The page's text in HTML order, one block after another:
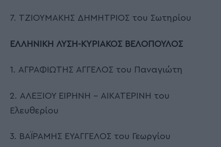
7. ΤΖΙΟΥΜΑΚΗΣ ΔΗΜΗΤΡΙΟΣ του Σωτηρίου
ΕΛΛΗΝΙΚΗ ΛΥΣΗ-ΚΥΡΙΑΚΟΣ ΒΕΛΟΠΟΥΛΟΣ
1. ΑΓΡΑΦΙΩΤΗΣ ΑΓΓΕΛΟΣ του Παναγιώτη
2. ΑΛΕΞΙΟΥ ΕΙΡΗΝΗ – ΑΙΚΑΤΕΡΙΝΗ του
Ελευθερίου
3. ΒΑΪΡΑΜΗΣ ΕΥΑΓΓΕΛΟΣ του Γεωργίου